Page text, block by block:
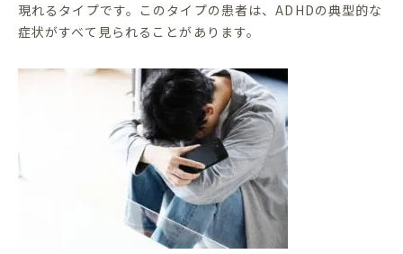
現れるタイプです。このタイプの患者は、ADHDの典型的な
症状がすべて見られることがあります。